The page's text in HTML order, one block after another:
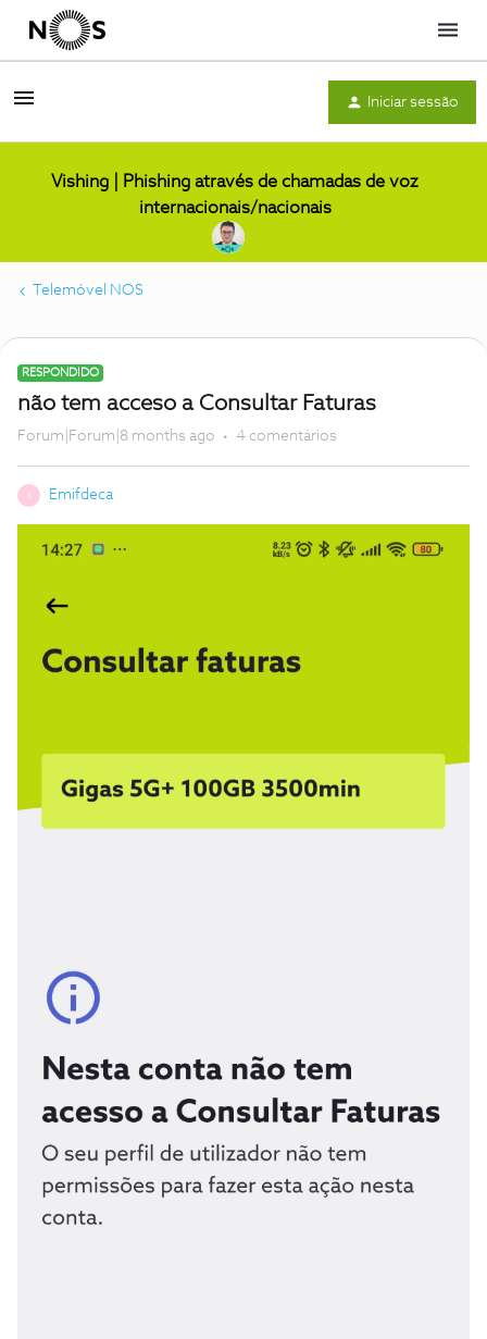
Menu
Iniciar sessão
Vishing | Phishing através de chamadas de voz
internacionais/nacionais
Telemóvel NOS
RESPONDIDO
não tem acceso a Consultar Faturas
Forum|Forum|8 months ago 4 comentários
Emifdeca